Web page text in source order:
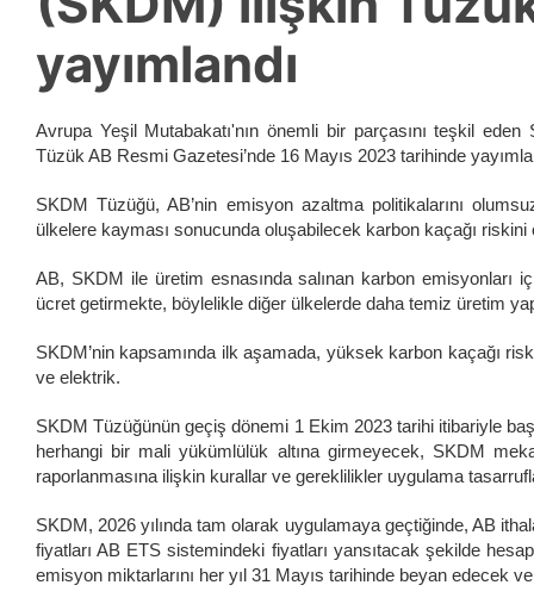
yayımlandı
Avrupa Yeşil Mutabakatı'nın önemli bir parçasını teşkil
Tüzük AB Resmi Gazetesi’nde 16 Mayıs 2023 tarihinde
SKDM Tüzüğü, AB’nin emisyon azaltma politikalarını
ülkelere kayması sonucunda oluşabilecek karbon kaçağı
AB, SKDM ile üretim esnasında salınan karbon
ücret getirmekte, böylelikle diğer ülkelerde daha temiz üretim
SKDM’nin kapsamında ilk aşamada, yüksek karbon kaçağı
ve elektrik.
SKDM Tüzüğünün geçiş dönemi 1 Ekim 2023 tarihi itibariyle
herhangi bir mali yükümlülük altına girmeyecek, SKDM
raporlanmasına ilişkin kurallar ve gereklilikler uygulama
SKDM, 2026 yılında tam olarak uygulamaya geçtiğinde, AB
fiyatları AB ETS sistemindeki fiyatları yansıtacak şekilde
emisyon miktarlarını her yıl 31 Mayıs tarihinde beyan edecek